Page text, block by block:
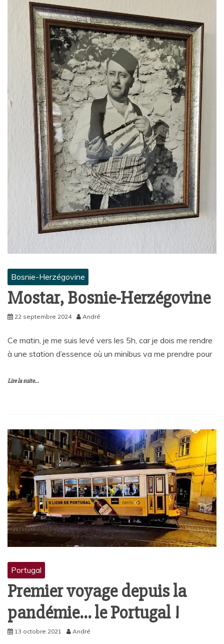
Bosnie-Herzégovine
Mostar, Bosnie-Herzégovine
22 septembre 2024 André
Ce matin, je me suis levé vers les 5h, car je dois me rendre
à une station d’essence où un minibus va me prendre pour
Lire la suite...
Portugal
Premier voyage depuis la
pandémie… le Portugal !
13 octobre 2021 André